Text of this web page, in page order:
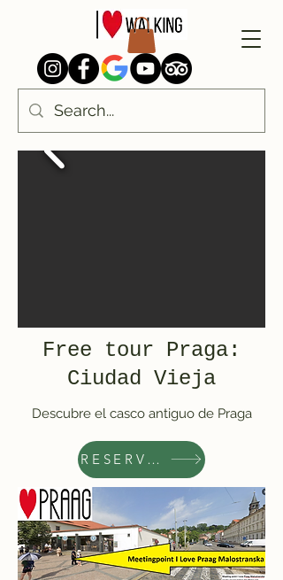
Free tour Praga:
Ciudad Vieja
Descubre el casco antiguo de Praga
RESERVAR AHORA